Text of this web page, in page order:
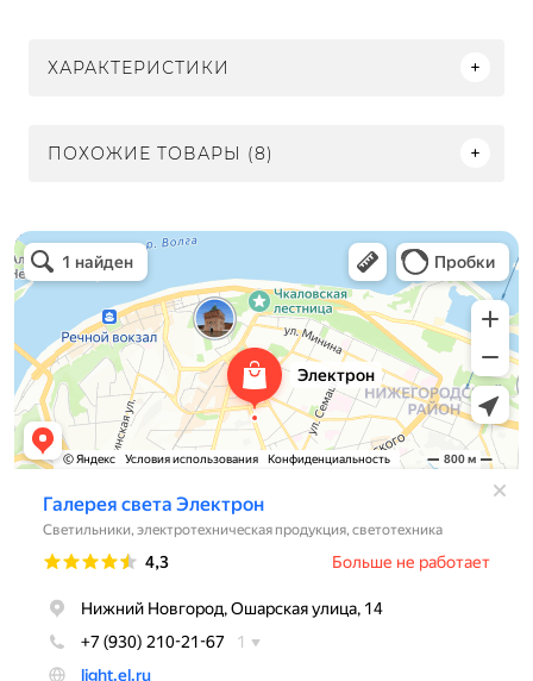
ХАРАКТЕРИСТИКИ
ПОХОЖИЕ ТОВАРЫ (8)
Электрон
Светильники в Нижнем Новгороде
Электротехническая продукция в Нижнем Новгороде